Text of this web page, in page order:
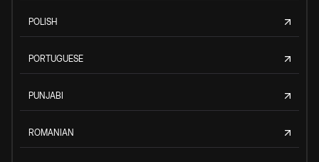
POLISH
PORTUGUESE
PUNJABI
ROMANIAN